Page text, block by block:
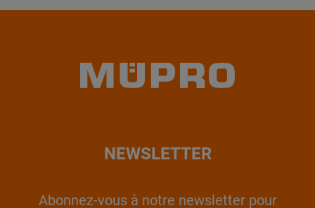
NEWSLETTER
Abonnez-vous à notre newsletter pour